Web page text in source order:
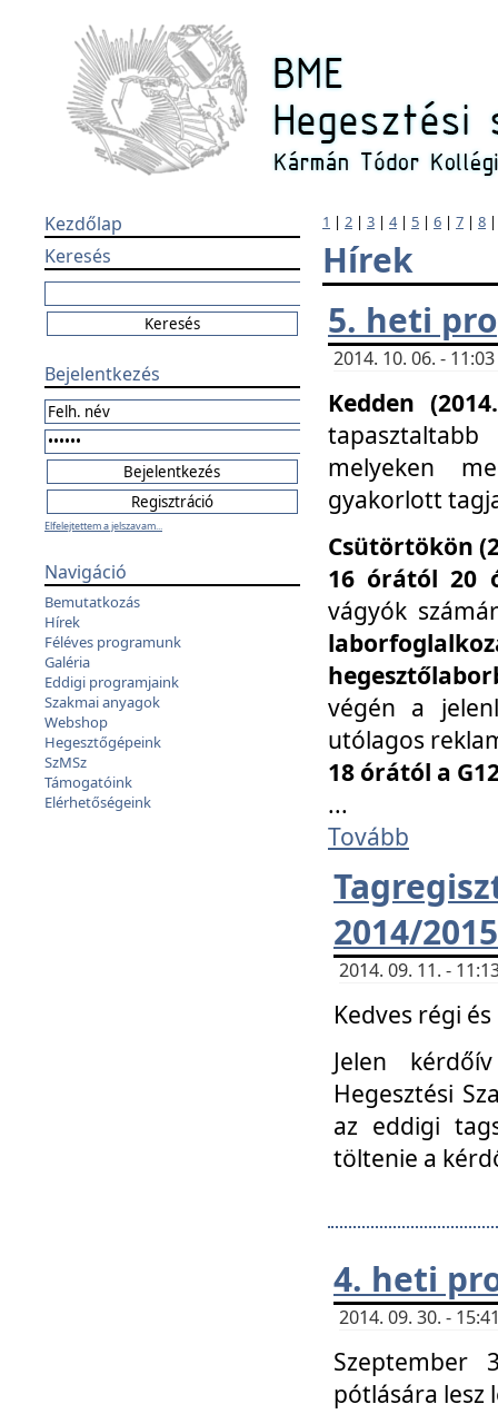
Kezdőlap
Keresés
Bejelentkezés
Elfelejtettem a jelszavam...
Navigáció
Bemutatkozás
Hírek
Féléves programunk
Galéria
Eddigi programjaink
Szakmai anyagok
Webshop
Hegesztőgépeink
SzMSz
Támogatóink
Elérhetőségeink
1 | 2 | 3 | 4| 5 | 6 | 7 | 8
Hírek
5. heti
2014. 10. 06. -
Kedden
melyeken
gyakorlott
Csütörtökön
16 órától 20
vágyók
végén a
utólagos
18 órától a
...
Tovább
2014/
2014. 09. 11. -
Kedves régi
Jelen
Hegesztési
az eddigi
töltenie a
4. heti
2014. 09. 30. -
Szeptember
pótlására lesz